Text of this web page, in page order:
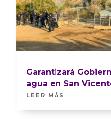
Garantizará
agua en San
LEER MÁS